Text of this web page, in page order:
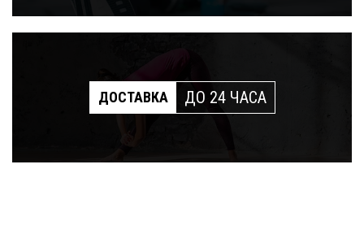
ДОСТАВКА ДО 24 ЧАСА